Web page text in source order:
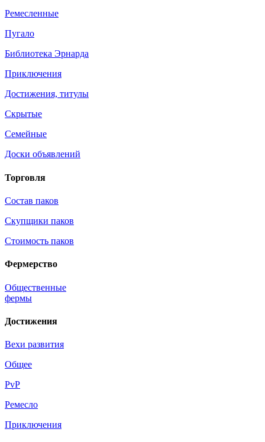
Ремесленные
Пугало
Библиотека Эрнарда
Приключения
Достижения, титулы
Скрытые
Семейные
Доски объявлений
Торговля
Состав паков
Скупщики паков
Стоимость паков
Фермерство
Общественные
фермы
Достижения
Вехи развития
Общее
PvP
Ремесло
Приключения